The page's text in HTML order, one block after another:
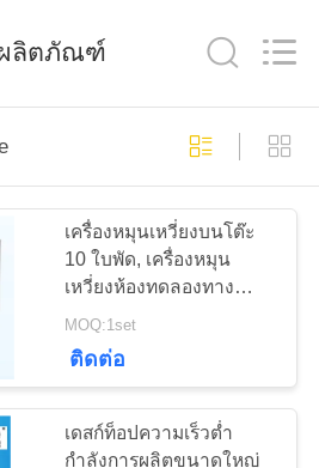
ลิตภัณฑ์
เครื่องหมุนเหวี่ยงบนโต๊ะ
10 ใบพัด, เครื่องหมุน
เหวี่ยงห้องทดลองทาง
วิทยาศาสตร์ระดับโมเลกุล
MOQ:1set
ติดต่อ
เดสก์ท็อปความเร็วต่ำ
กำลังการผลิตขนาดใหญ่